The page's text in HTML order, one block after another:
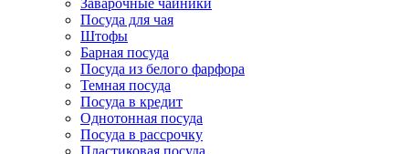
Заварочные чайники
Посуда для чая
Штофы
Барная посуда
Посуда из белого фарфора
Темная посуда
Посуда в кредит
Однотонная посуда
Посуда в рассрочку
Пластиковая посуда